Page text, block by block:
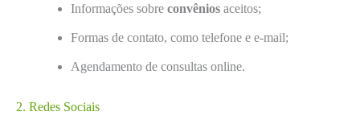
Informações sobre convênios aceitos;
Formas de contato, como telefone e e-mail;
Agendamento de consultas online.
2. Redes Sociais